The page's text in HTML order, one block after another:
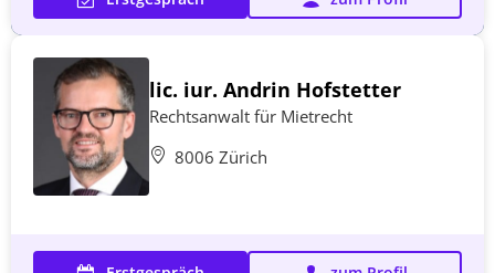
lic. iur. Andrin Hofstetter
Rechtsanwalt für Mietrecht
8006 Zürich